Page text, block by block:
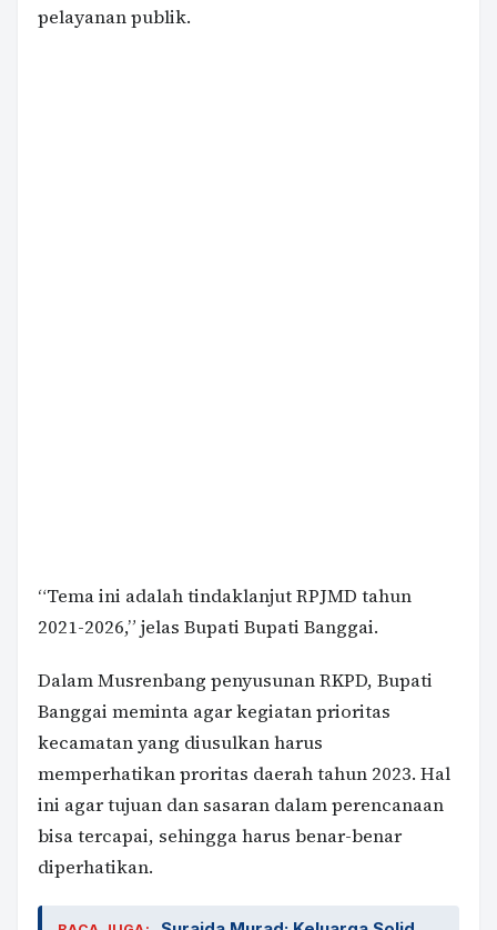
pelayanan publik.
“Tema ini adalah tindaklanjut RPJMD tahun
2021-2026,” jelas Bupati Bupati Banggai.
Dalam Musrenbang penyusunan RKPD, Bupati
Banggai meminta agar kegiatan prioritas
kecamatan yang diusulkan harus
memperhatikan proritas daerah tahun 2023. Hal
ini agar tujuan dan sasaran dalam perencanaan
bisa tercapai, sehingga harus benar-benar
diperhatikan.